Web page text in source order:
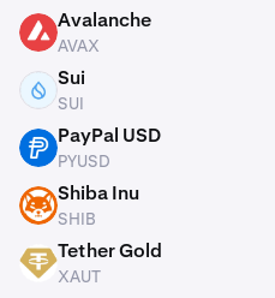
AVAX Avalanche
AVAX
SUI Sui
SUI
PYUSD PayPal USD
PYUSD
SHIB Shiba Inu
SHIB
XAUT Tether Gold
XAUT